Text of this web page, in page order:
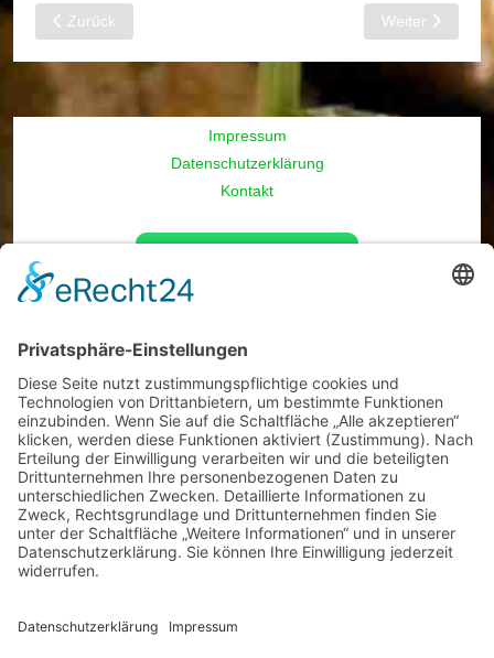
Vorheriger Beitrag: ThüringenForst: 2 Millionen neue Bäume
Zurück Nächster
Weiter
Impressum
Datenschutzerklärung
Kontakt
Dienstag
9 - 17 Uhr
Mittwoch
9 - 17 Uhr
Donnerstag
9 - 17 Uhr
Freitag
9 - 17 Uhr
Samstag
nach Absprache